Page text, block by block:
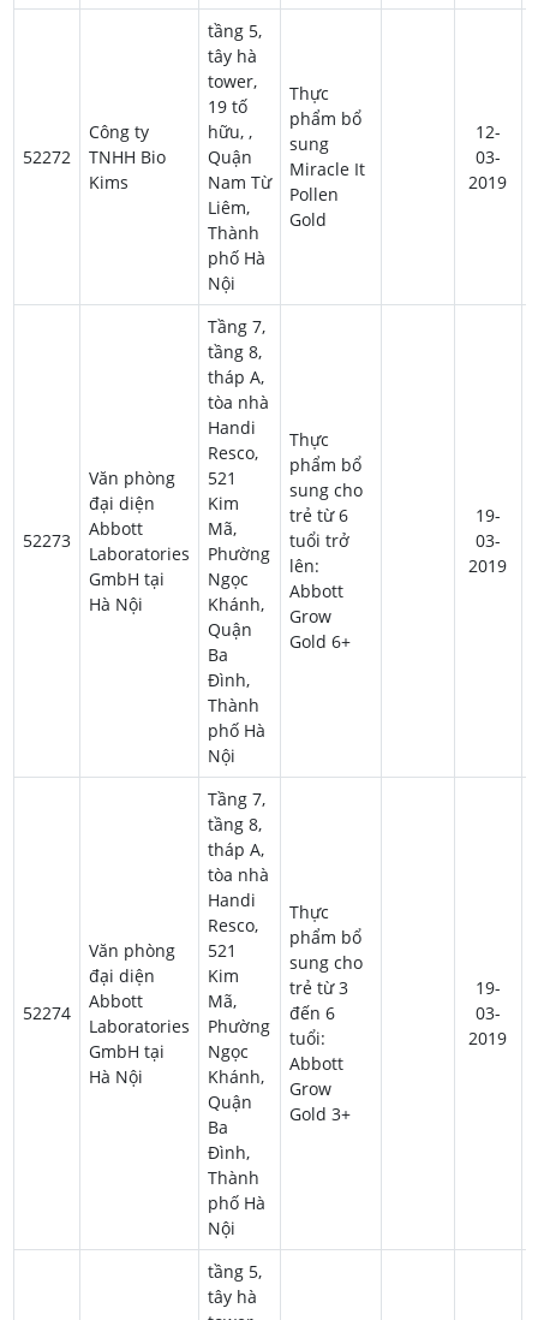
52272
Công ty
TNHH Bio
Kims
tầng 5,
tây hà
tower,
19 tố
hữu, ,
Quận
Nam Từ
Liêm,
Thành
phố Hà
Nội
Thực
phẩm bổ
sung
Miracle It
Pollen
Gold
12-
03-
2019
52273
Văn phòng
đại diện
Abbott
Laboratories
GmbH tại
Hà Nội
Tầng 7,
tầng 8,
tháp A,
tòa nhà
Handi
Resco,
521
Kim
Mã,
Phường
Ngọc
Khánh,
Quận
Ba
Đình,
Thành
phố Hà
Nội
Thực
phẩm bổ
sung cho
trẻ từ 6
tuổi trở
lên:
Abbott
Grow
Gold 6+
19-
03-
2019
52274
Văn phòng
đại diện
Abbott
Laboratories
GmbH tại
Hà Nội
Tầng 7,
tầng 8,
tháp A,
tòa nhà
Handi
Resco,
521
Kim
Mã,
Phường
Ngọc
Khánh,
Quận
Ba
Đình,
Thành
phố Hà
Nội
Thực
phẩm bổ
sung cho
trẻ từ 3
đến 6
tuổi:
Abbott
Grow
Gold 3+
19-
03-
2019
tầng 5,
tây hà